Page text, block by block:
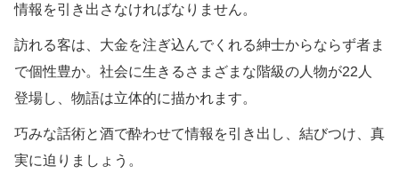
情報を引き出さなければなりません。
訪れる客は、大金を注ぎ込んでくれる紳士からならず者ま
で個性豊か。社会に生きるさまざまな階級の人物が22人
登場し、物語は立体的に描かれます。
巧みな話術と酒で酔わせて情報を引き出し、結びつけ、真
実に迫りましょう。